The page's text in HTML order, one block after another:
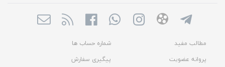
مطالب مفید
شماره حساب ها
پروانه عضویت
پیگیری سفارش